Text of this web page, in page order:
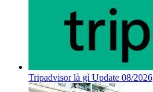
Tripadvisor là gì Update 08/2026